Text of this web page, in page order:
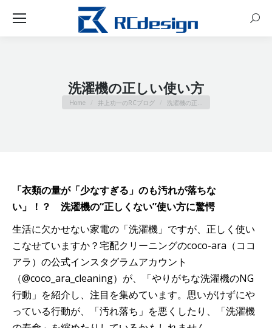
洗濯機の正しい使い方
You are here:
Home 井上功一のRCブログ 洗濯機の正…
「衣類の量が「少なすぎる」のも汚れが落ちな
い」！？ 洗濯機の“正しくない”使い方に驚愕
生活に欠かせない家電の「洗濯機」ですが、正しく使い
こなせていますか？宅配クリーニングのcoco-ara（ココ
アラ）の公式インスタグラムアカウント
（@coco_ara_cleaning）が、「やりがちな洗濯機のNG
行動」を紹介し、注目を集めています。思いがけずにや
っている行動が、「汚れ落ち」を悪くしたり、「洗濯機